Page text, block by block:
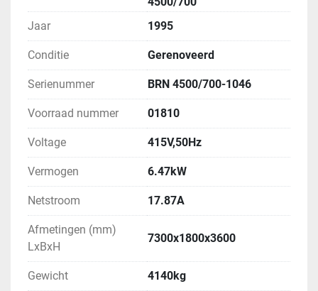
Jaar
1995
Conditie Gerenoveerd
Serienummer BRN 4500/700-1046
Voorraad nummer 01810
Voltage 415V,50Hz
Vermogen 6.47kW
Netstroom 17.87A
Afmetingen (mm)
LxBxH
7300x1800x3600
Gewicht 4140kg